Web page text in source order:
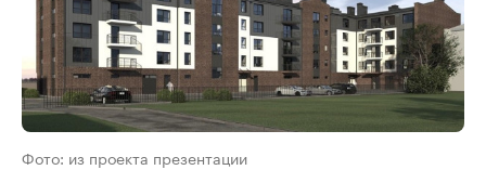
Фото: из проекта презентации